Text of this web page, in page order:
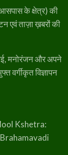
के क्षेत्र) की
एवं ताज़ा ख़बरों की
मनोरंजन और अपने
वर्गीकृत विज्ञापन
Kshetra: